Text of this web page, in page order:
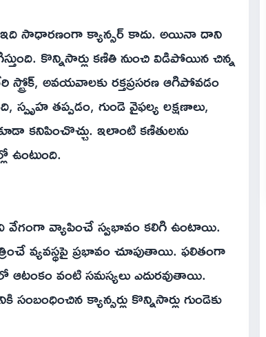
ఇది సాధారణంగా క్యాన్సర్‌ కాదు. అయినా దాని
కొన్నిసార్లు కణితి నుంచి విడిపోయిన చిన్న
అవయవాలకు రక్తప్రసరణ ఆగిపోవడం
తప్పడం, గుండె వైఫల్య లక్షణాలు,
కనిపించొచ్చు. ఇలాంటి కణితులను
ఉంటుంది.
వేగంగా వ్యాపించే స్వభావం కలిగి ఉంటాయి.
వ్యవస్థపై ప్రభావం చూపుతాయి. ఫలితంగా
ఆటంకం వంటి సమస్యలు ఎదురవుతాయి.
క్యాన్సర్లు కొన్నిసార్లు గుండెకు